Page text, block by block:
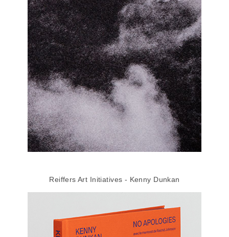
Reiffers Art Initiatives - Kenny Dunkan